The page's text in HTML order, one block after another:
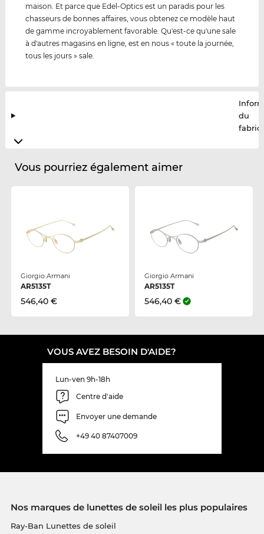
maison. Et parce que Edel-Optics est un paradis pour les
chasseurs de bonnes affaires, vous obtenez ce modèle haut
de gamme incroyablement favorable. Qu'est-ce qu'une sale
à d'autres magasins en ligne, est en nous « toute la journée,
tous les jours » sale.
du
Vous pourriez également aimer
Giorgio Armani
AR5135T
546,40 €
Giorgio Armani
AR5135T
546,40 €
VOUS AVEZ BESOIN D'AIDE?
Lun-ven 9h-18h
Centre d'aide
Envoyer une demande
+49 40 87407009
Nos marques de lunettes de soleil les plus populaires
Ray-Ban Lunettes de soleil